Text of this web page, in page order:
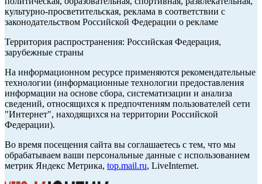
культурно-просветительская, реклама в соответствии с
законодательством Российской Федерации о рекламе
Территория распространения: Российская Федерация,
зарубежные страны
На информационном ресурсе применяются рекомендательные
технологии (информационные технологии предоставления
информации на основе сбора, систематизации и анализа
сведений, относящихся к предпочтениям пользователей сети
"Интернет", находящихся на территории Российской
Федерации).
Во время посещения сайта вы соглашаетесь с тем, что мы
обрабатываем ваши персональные данные с использованием
метрик Яндекс Метрика, top.mail.ru, LiveInternet.